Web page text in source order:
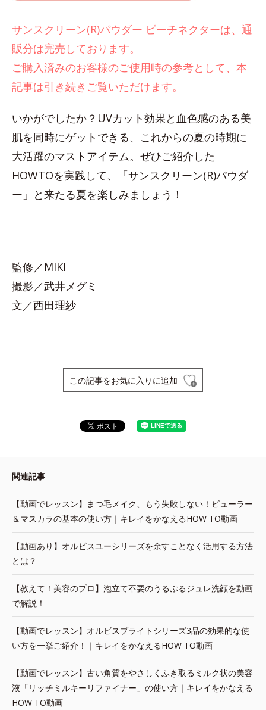
サンスクリーン(R)パウダー ピーチネクターは、通
販分は完売しております。
ご購入済みのお客様のご使用時の参考として、本
記事は引き続きご覧いただけます。
いかがでしたか？UVカット効果と血色感のある美
肌を同時にゲットできる、これからの夏の時期に
大活躍のマストアイテム。ぜひご紹介した
HOWTOを実践して、「サンスクリーン(R)パウダ
ー」と来たる夏を楽しみましょう！
監修／MIKI
撮影／武井メグミ
文／西田理紗
この記事をお気に入りに追加
関連記事
【動画でレッスン】まつ毛メイク、もう失敗しない！ビューラー
＆マスカラの基本の使い方｜キレイをかなえるHOW TO動画
【動画あり】オルビスユーシリーズを余すことなく活用する方法
とは？
【教えて！美容のプロ】泡立て不要のうるぷるジュレ洗顔を動画
で解説！
【動画でレッスン】オルビスブライトシリーズ3品の効果的な使
い方を一挙ご紹介！｜キレイをかなえるHOW TO動画
【動画でレッスン】古い角質をやさしくふき取るミルク状の美容
液「リッチミルキーリファイナー」の使い方｜キレイをかなえる
HOW TO動画